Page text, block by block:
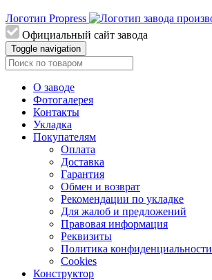
Логотип Propress
Официальный сайт завода
Toggle navigation
О заводе
Фотогалерея
Контакты
Укладка
Покупателям
Оплата
Доставка
Гарантия
Обмен и возврат
Рекомендации по укладке
Для жалоб и предложений
Правовая информация
Реквизиты
Политика конфиденциальности
Cookies
Конструктор